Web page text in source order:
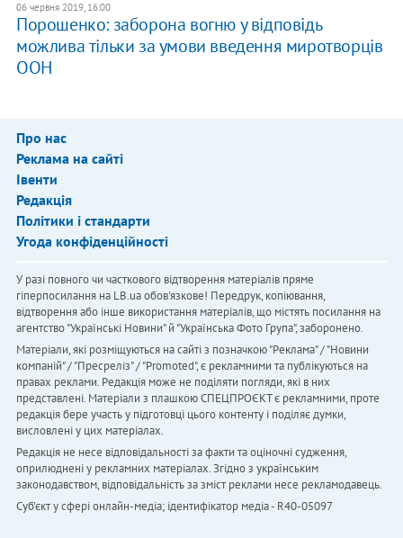
06 червня 2019, 16:00
Порошенко: заборона вогню у відповідь
можлива тільки за умови введення миротворців
ООН
Про нас
Реклама на сайті
Івенти
Редакція
Політики і стандарти
Угода конфіденційності
У разі повного чи часткового відтворення матеріалів пряме
гіперпосилання на LB.ua обов'язкове! Передрук, копіювання,
відтворення або інше використання матеріалів, що містять посилання на
агентство "Українськi Новини" й "Українська Фото Група", заборонено.
Матеріали, які розміщуються на сайті з позначкою "Реклама" / "Новини
компаній" / "Пресреліз" / "Promoted", є рекламними та публікуються на
правах реклами. Редакція може не поділяти погляди, які в них
представлені. Матеріали з плашкою СПЕЦПРОЄКТ є рекламними, проте
редакція бере участь у підготовці цього контенту і поділяє думки,
висловлені у цих матеріалах.
Редакція не несе відповідальності за факти та оціночні судження,
оприлюднені у рекламних матеріалах. Згідно з українським
законодавством, відповідальність за зміст реклами несе рекламодавець.
Cуб'єкт у сфері онлайн-медіа; ідентифікатор медіа - R40-05097